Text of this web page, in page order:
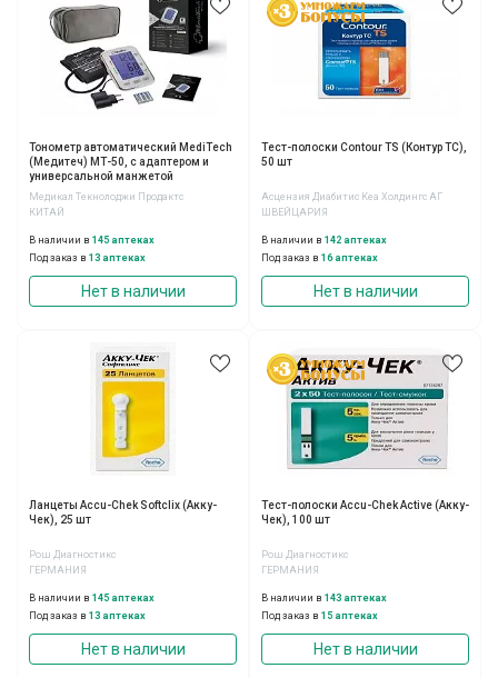
Тонометр автоматический MediTech
(Медитеч) МТ-50, с адаптером и
универсальной манжетой
Медикал Текнолоджи Продактс
КИТАЙ
В наличии в 145 аптеках
Под заказ в 13 аптеках
Нет в наличии
Тест-полоски Contour TS (Контур ТС),
50 шт
Асцензия Диабитис Кеа Холдингс АГ
ШВЕЙЦАРИЯ
В наличии в 142 аптеках
Под заказ в 16 аптеках
Нет в наличии
Ланцеты Accu-Chek Softclix (Акку-
Чек), 25 шт
Рош Диагностикс
ГЕРМАНИЯ
В наличии в 145 аптеках
Под заказ в 13 аптеках
Нет в наличии
Тест-полоски Accu-Chek Active (Акку-
Чек), 100 шт
Рош Диагностикс
ГЕРМАНИЯ
В наличии в 143 аптеках
Под заказ в 15 аптеках
Нет в наличии